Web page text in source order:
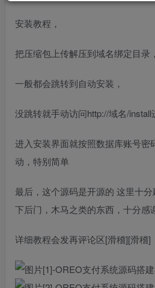
安装教程，
把压缩包上传解压到域名绑定目录
一般都会跳转到自动安装，
没跳转就手动访问http://域名/install
进入安装界面就按照数据库账号密
动，特别简单
最后，这个源码是开源的 这里十
下后门，木马之类的东西，十分感
详细教程会发再评论区[滑稽][滑稽]